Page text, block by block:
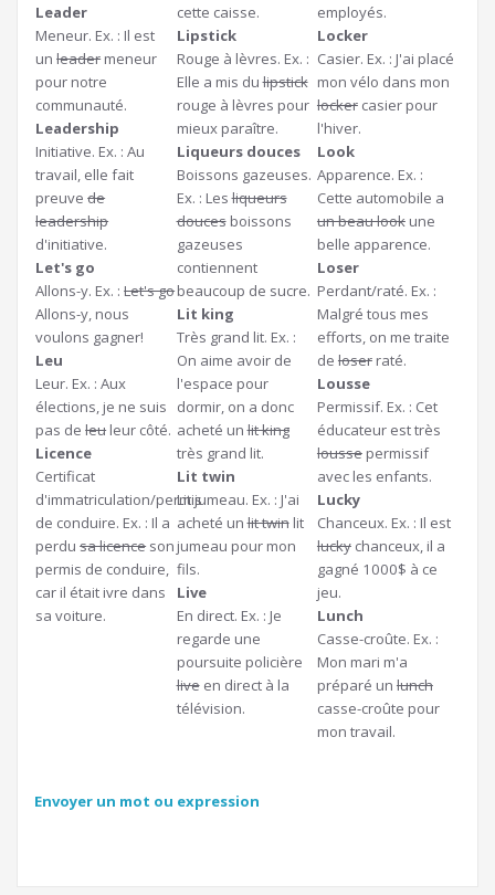
Leader
Meneur. Ex. : Il est
unleadermeneur
pour notre
communauté.
Leadership
Initiative. Ex. : Au
travail, elle fait
preuvede
leadership
d'initiative.
Let's go
Allons-y. Ex. :Let's go
Allons-y, nous
voulons gagner!
Leu
Leur. Ex. : Aux
élections, je ne suis
pas deleuleur côté.
Licence
Certificat
d'immatriculation/permis
de conduire. Ex. : Il a
perdusa licenceson
permis de conduire,
car il était ivre dans
sa voiture.
cette caisse.
Lipstick
Rouge à lèvres. Ex. :
Elle a mis dulipstick
rouge à lèvres pour
mieux paraître.
Liqueurs douces
Boissons gazeuses.
Ex. : Lesliqueurs
doucesboissons
gazeuses
contiennent
beaucoup de sucre.
Lit king
Très grand lit. Ex. :
On aime avoir de
l'espace pour
dormir, on a donc
acheté unlit king
très grand lit.
Lit twin
Lit jumeau. Ex. : J'ai
acheté unlit twinlit
jumeau pour mon
fils.
Live
En direct. Ex. : Je
regarde une
poursuite policière
liveen direct à la
télévision.
employés.
Locker
Casier. Ex. : J'ai placé
mon vélo dans mon
lockercasier pour
l'hiver.
Look
Apparence. Ex. :
Cette automobile a
un beau lookune
belle apparence.
Loser
Perdant/raté. Ex. :
Malgré tous mes
efforts, on me traite
de loserraté.
Lousse
Permissif. Ex. : Cet
éducateur est très
loussepermissif
avec les enfants.
Lucky
Chanceux. Ex. : Il est
luckychanceux, il a
gagné 1000$ à ce
jeu.
Lunch
Casse-croûte. Ex. :
Mon mari m'a
préparé un lunch
casse-croûte pour
mon travail.
Envoyer un mot ou expression